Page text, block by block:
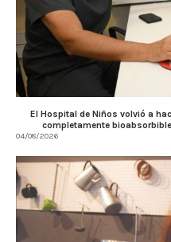
El Hospital de Niños volvió a
completamente
04/08/2026